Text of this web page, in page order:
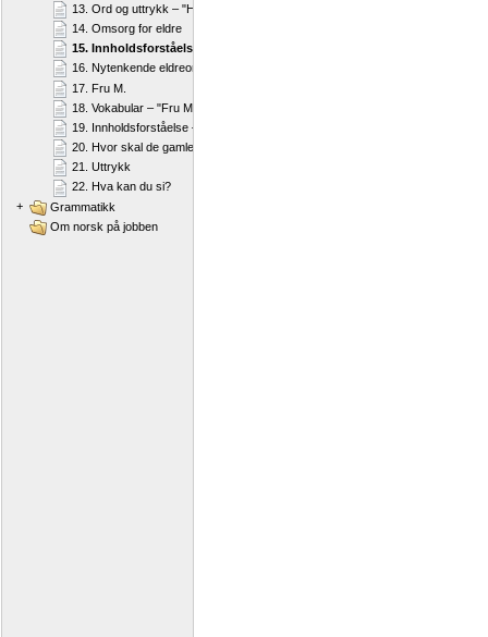
13. Ord og uttrykk – "Hvordan skal det gå med mormor?"
14. Omsorg for eldre
15. Innholdsforståelse – "Omsorg for eldre"
16. Nytenkende eldreomsorg
17. Fru M.
18. Vokabular – "Fru M."
19. Innholdsforståelse – "Fru M."
20. Hvor skal de gamle bo?
21. Uttrykk
22. Hva kan du si?
+
Grammatikk
Om norsk på jobben